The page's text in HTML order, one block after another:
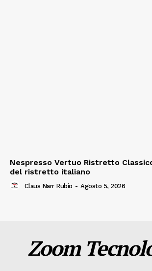
Nespresso Vertuo Ristretto
del ristretto italiano
Claus Narr Rubio - Agosto 5, 2026
Zoom